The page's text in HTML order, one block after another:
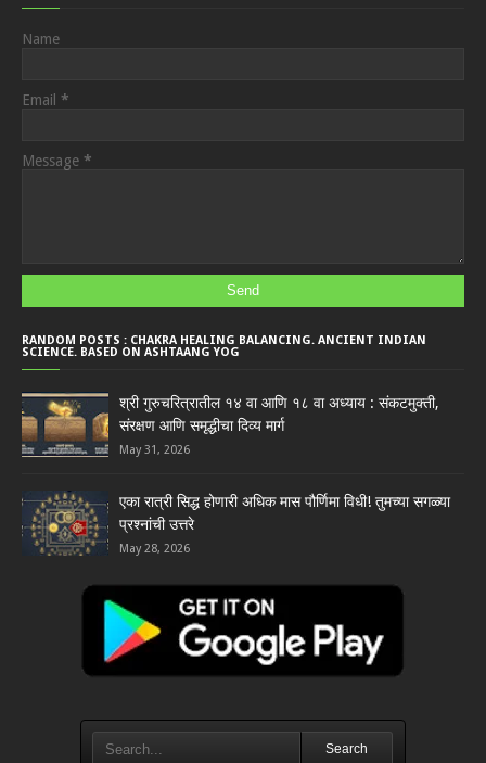
Name
Email *
Message *
RANDOM POSTS : CHAKRA HEALING BALANCING. ANCIENT INDIAN
SCIENCE. BASED ON ASHTAANG YOG
श्री गुरुचरित्रातील १४ वा आणि १८ वा अध्याय : संकटमुक्ती,
संरक्षण आणि समृद्धीचा दिव्य मार्ग
May 31, 2026
एका रात्री सिद्ध होणारी अधिक मास पौर्णिमा विधी! तुमच्या सगळ्या
प्रश्नांची उत्तरे
May 28, 2026
Search